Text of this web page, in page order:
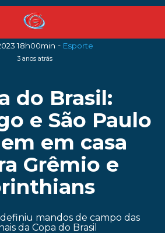
18h00min - Esporte
3 anos atrás
do Brasil:
e São Paulo
em casa
Grêmio e
mandos de campo das
da Copa do Brasil